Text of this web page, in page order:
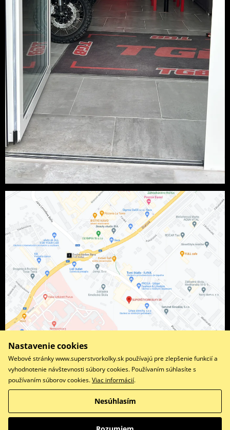
Facebook
Copyright © 2026 www.superstvorkolky.sk
Všetky práva vyhradené
Nastavenie cookies
Webové stránky www.superstvorkolky.sk používajú pre zlepšenie funkcií a
vyhodnotenie návštevnosti súbory cookies. Používaním súhlasíte s
používaním súborov cookies.Viac informácií.
Nesúhlasím